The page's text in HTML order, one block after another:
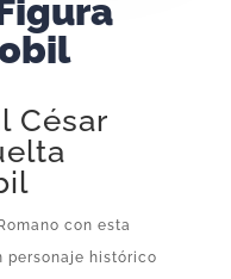
César
con esta
personaje histórico